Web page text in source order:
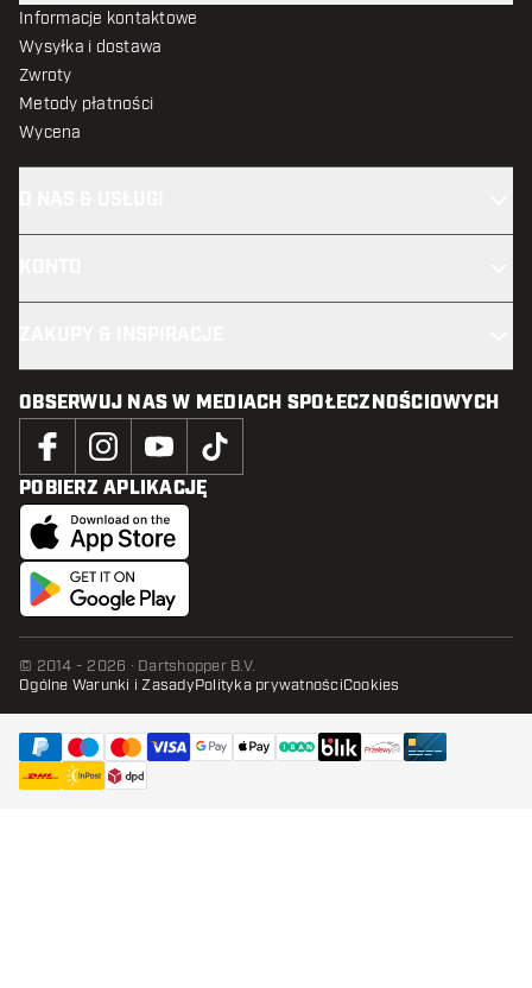
Informacje kontaktowe
Wysyłka i dostawa
Zwroty
Metody płatności
Wycena
OBSERWUJ NAS W MEDIACH SPOŁECZNOŚCIOWYCH
POBIERZ APLIKACJĘ
© 2014 - 2026 · Dartshopper B.V.
Ogólne Warunki i ZasadyPolityka prywatnościCookies